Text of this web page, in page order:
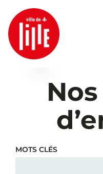
MOTS CLÉS